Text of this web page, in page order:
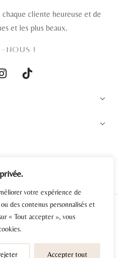
votre expérience de
des contenus personnalisés et
« Tout accepter », vous
Accepter tout
cliente heureuse et de
et les plus beaux.
NOUS !